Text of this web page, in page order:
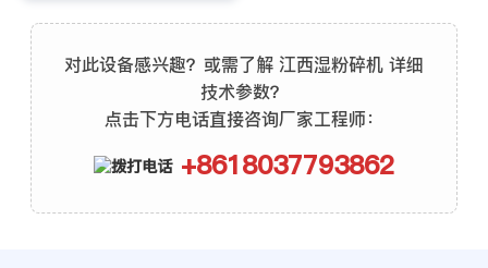
对此设备感兴趣？或需了解 江西湿粉碎机 详细
技术参数？
点击下方电话直接咨询厂家工程师：
+8618037793862